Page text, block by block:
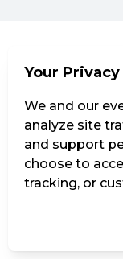
Your
We and our
analyze site
and support
choose to
tracking, or